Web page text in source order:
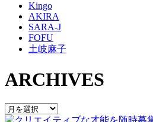
Kingo
AKIRA
SARA-J
FOFU
土岐麻子
ARCHIVES